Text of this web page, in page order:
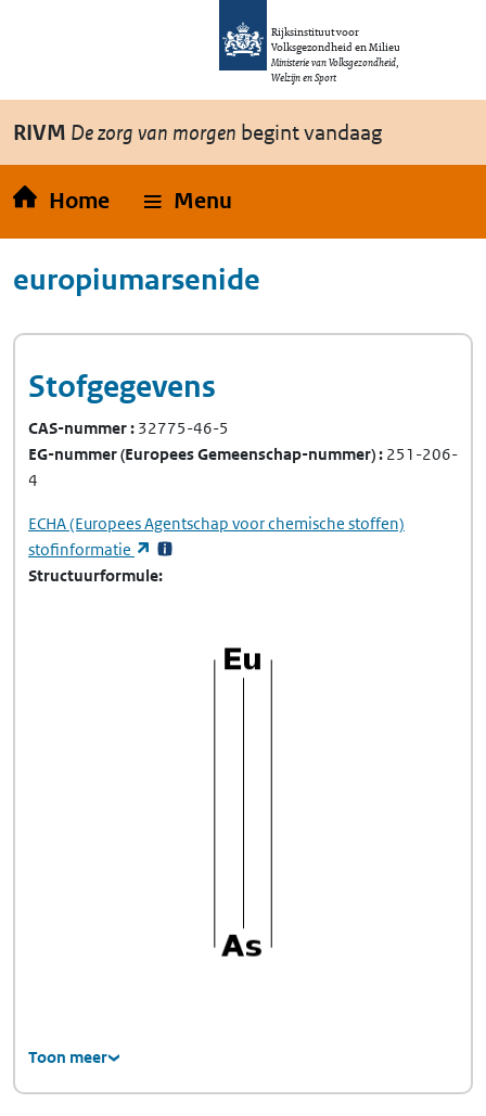
Overslaan en naar de inhoud gaan
Rijksinstituut voor
Volksgezondheid en Milieu
Ministerie van Volksgezondheid,
Welzijn en Sport
RIVM De zorg van morgen begint vandaag
Home Menu
europiumarsenide
Stofgegevens
CAS-nummer 32775-46-5
EG-nummer(Europees Gemeenschap-nummer) 251-206-
4
ECHA(Europees Agentschap voor chemische stoffen)
stofinformatie
(opent in een nieuw tabblad)
Structuurformule
Toon meer